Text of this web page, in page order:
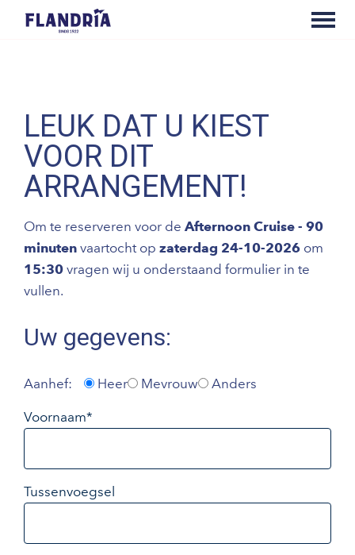
LEUK DAT U KIEST
VOOR DIT
ARRANGEMENT!
Om te reserveren voor de Afternoon Cruise - 90
minuten vaartocht op zaterdag 24-10-2026 om
15:30 vragen wij u onderstaand formulier in te
vullen.
Uw gegevens:
Aanhef: Heer Mevrouw Anders
Voornaam*
Tussenvoegsel